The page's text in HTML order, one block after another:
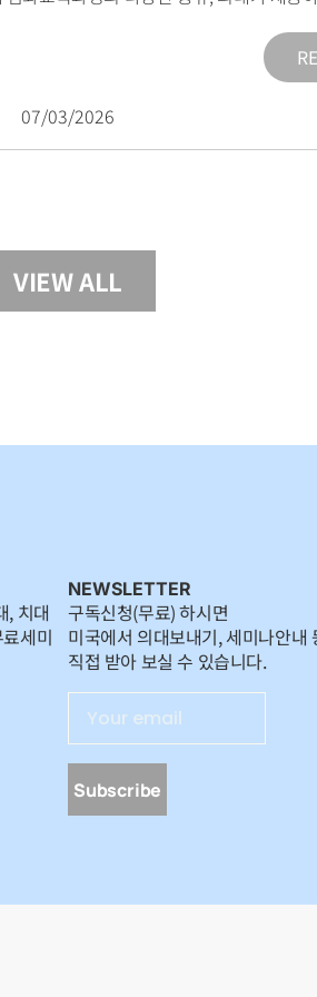
07/03/2026
VIEW ALL
, 치대
세미
NEWSLETTER
구독신청(무료) 하시면
미국에서 의대보내기, 세미나안내
직접 받아 보실 수 있습니다.
Subscribe